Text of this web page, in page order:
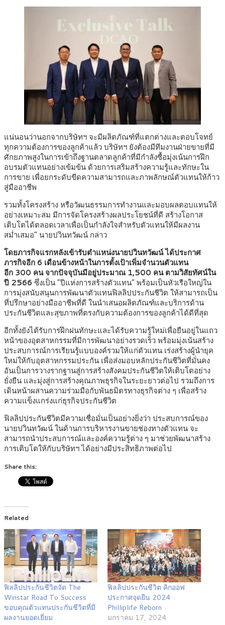
แน่นอนว่านอกจากบริษัทฯ จะมีผลิตภัณฑ์ที่แตกต่างและตอบโจทย์
ทุกความต้องการของลูกค้าแล้ว บริษัทฯ ยังต้องมีทีมงานฝ่ายขายที่มี
ศักยภาพสูงในการเข้าถึงฐานตลาดลูกค้าที่มีกำลังซื้อมุ่งเน้นการฝึก
อบรมตัวแทนอย่างเข้มข้น ด้วยการเสริมสร้างความรู้และทักษะใน
การขาย เพื่อยกระดับขีดความสามารถและภาพลักษณ์ตัวแทนให้ก้าว
สู่มืออาชีพ
รวมทั้งโครงสร้าง หรือวัฒนธรรมการทำงานและมอบผลตอบแทนให้
อย่างเหมาะสม มีการจัดโครงสร้างผลประโยชน์ที่ดี สร้างโอกาส
เติบโตได้ตลอดเวลาเพื่อเป็นกำลังใจสำหรับตัวแทนให้มีผลงาน
สม่ำเสมอ” นายปวินทวัฒน์ กล่าว
โดยภารกิจแรกหลังเข้ารับตำแหน่งนายปวินทวัฒน์ ได้ประกาศ
ภารกิจอีก 6 เดือนข้างหน้าในการตั้งเป้าเพิ่มจำนวนตัวแทน
อีก 300 คน จากปัจจุบันมีอยู่ประมาณ 1,500 คน ตามวิสัยทัศน์ใน
ปี 2566 ซึ่งเป็น “ปีแห่งการสร้างตัวแทน” พร้อมเป็นหัวเรือใหญ่ใน
การมุ่งสนับสนุนการพัฒนาตัวแทนฟิลลิปประกันชีวิต ให้สามารถเป็น
ที่ปรึกษาอย่างมืออาชีพที่ดี ในนำเสนอผลิตภัณฑ์และบริการด้าน
ประกันชีวิตและสุขภาพที่ตรงกับความต้องการของลูกค้าได้ดีที่สุด
อีกทั้งยังได้รับการฝึกฝนทักษะและได้รับความรู้ใหม่เพื่อยืนอยู่ในแถว
หน้าของอุตสาหกรรมที่มีการพัฒนาอย่างรวดเร็ว พร้อมมุ่งเน้นสร้าง
ประสบการณ์การเรียนรู้แบบองค์รวมให้แก่ตัวแทน เร่งสร้างผู้นำยุค
ใหม่ให้กับอุตสาหกรรมประกัน เพื่อส่งมอบหลักประกันชีวิตที่มั่นคง
อันเป็นการวางรากฐานสู่การสร้างสังคมประกันชีวิตให้เติบโตอย่าง
ยั่งยืน และมุ่งสู่การสร้างคุณภาพธุรกิจในระยะยาวต่อไป รวมถึงการ
เดินหน้าผสานความร่วมมือกับพันธมิตรทางธุรกิจต่าง ๆ เพื่อสร้าง
ความแข็งแกร่งแก่ธุรกิจประกันชีวิต
ฟิลลิปประกันชีวิตมีความเชื่อมั่นเป็นอย่างยิ่งว่า ประสบการณ์ของ
นายปวินทวัฒน์ ในด้านการบริหารงานขายช่องทางตัวแทน จะ
สามารถนำประสบการณ์และองค์ความรู้ต่าง ๆ มาช่วยพัฒนาสร้าง
การเติบโตให้กับบริษัทฯ ได้อย่างมีประสิทธิภาพต่อไป
Share this:
Related
ฟิลลิปประกันชีวิตจัด The
Winstar Road To Success
ขอบคุณตัวแทนประกันชีวิตที่มี
ผลงานยอดเยี่ยม
ฟิลลิปประกันชีวิต คิกออฟ
ประกาศจุดยืน 2024
Philliplife Reborn
มกราคม 17, 2024